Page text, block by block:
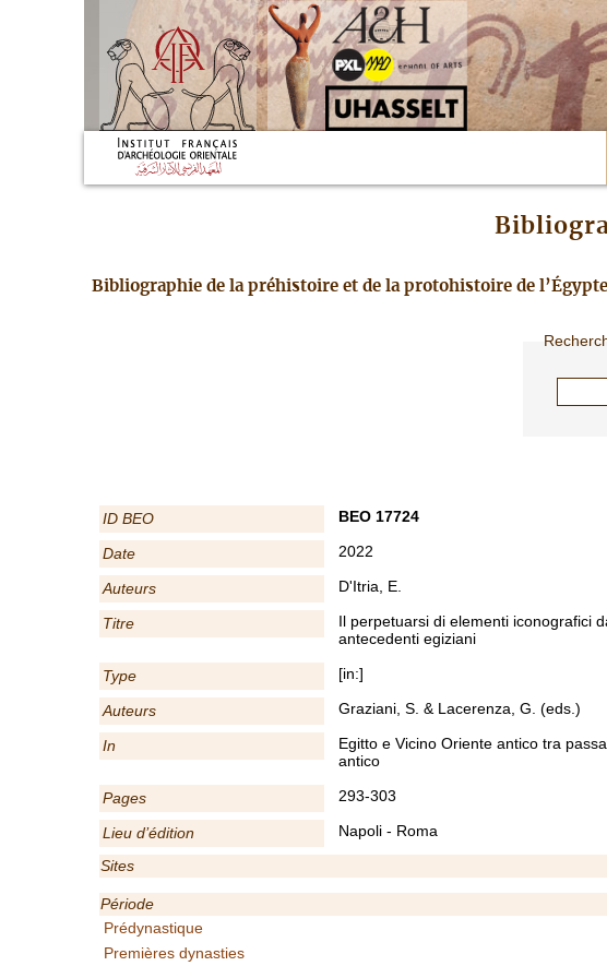
Bibliographie de la préhistoire et de la protohistoire de
ID BEO BEO 17724
Date 2022
Auteurs D'Itria, E.
Titre
Il perpetuarsi di elementi iconografici
antecedenti egiziani
Type [in:]
Auteurs Graziani, S. & Lacerenza, G. (eds.)
In
Egitto e Vicino Oriente antico tra
antico
Pages 293-303
Lieu d’édition
Napoli - Roma
Sites
Période
Prédynastique
Premières dynasties